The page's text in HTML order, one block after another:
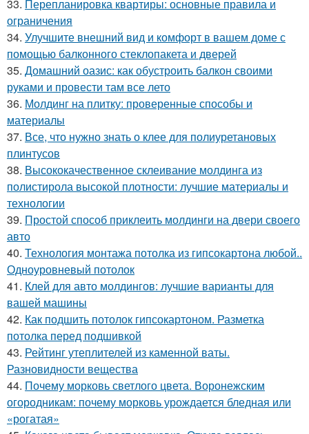
33. Перепланировка квартиры: основные правила и
ограничения
34. Улучшите внешний вид и комфорт в вашем доме с
помощью балконного стеклопакета и дверей
35. Домашний оазис: как обустроить балкон своими
руками и провести там все лето
36. Молдинг на плитку: проверенные способы и
материалы
37. Все, что нужно знать о клее для полиуретановых
плинтусов
38. Высококачественное склеивание молдинга из
полистирола высокой плотности: лучшие материалы и
технологии
39. Простой способ приклеить молдинги на двери своего
авто
40. Технология монтажа потолка из гипсокартона любой..
Одноуровневый потолок
41. Клей для авто молдингов: лучшие варианты для
вашей машины
42. Как подшить потолок гипсокартоном. Разметка
потолка перед подшивкой
43. Рейтинг утеплителей из каменной ваты.
Разновидности вещества
44. Почему морковь светлого цвета. Воронежским
огородникам: почему морковь урождается бледная или
«рогатая»